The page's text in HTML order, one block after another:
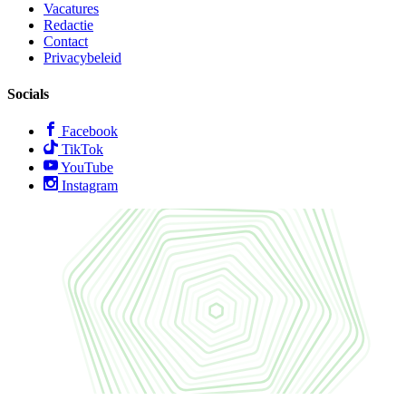
Vacatures
Redactie
Contact
Privacybeleid
Socials
Facebook
TikTok
YouTube
Instagram